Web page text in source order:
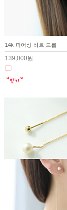
14k 피어싱 하트 드롭
139,000원